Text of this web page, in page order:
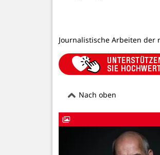
Journalistische Arbeiten
Nach oben